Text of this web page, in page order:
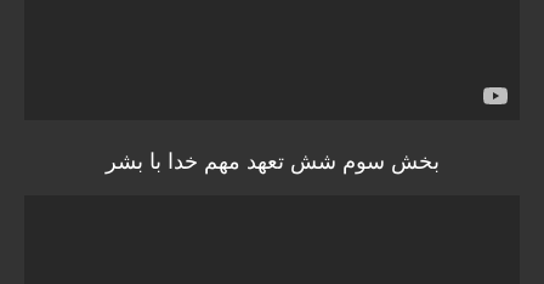
بخش سوم شش تعهد مهم خدا با بشر